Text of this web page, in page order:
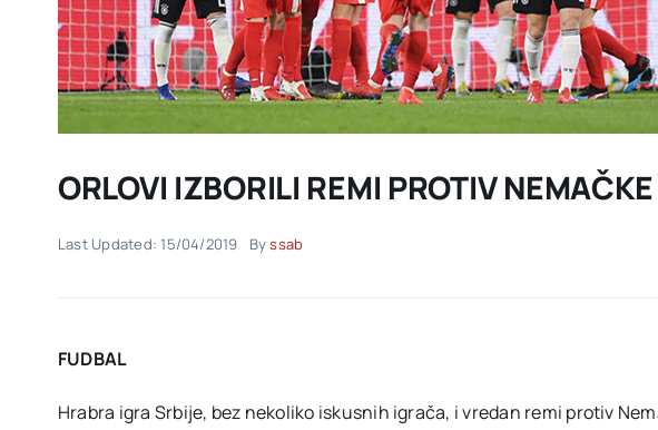
ORLOVI IZBORILI REMI PROTIV NEMAČKE
Last Updated: 15/04/2019 Byssab
FUDBAL
Hrabra igra Srbije, bez nekoliko iskusnih igrača, i vredan remi protiv